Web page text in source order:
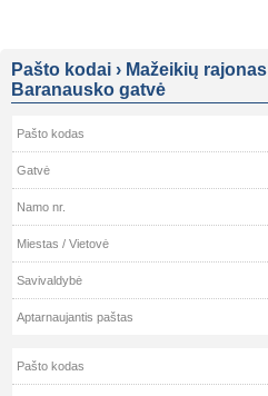
Pašto kodai › Mažeikių rajonas
Baranausko gatvė